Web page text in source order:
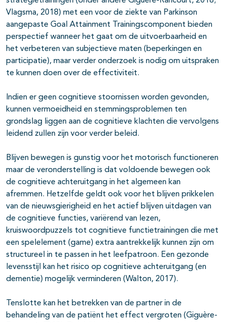
Vlagsma, 2018) met een voor de ziekte van Parkinson
aangepaste Goal Attainment Trainingscomponent bieden
perspectief wanneer het gaat om de uitvoerbaarheid en
het verbeteren van subjectieve maten (beperkingen en
participatie), maar verder onderzoek is nodig om uitspraken
te kunnen doen over de effectiviteit.
Indien er geen cognitieve stoornissen worden gevonden,
kunnen vermoeidheid en stemmingsproblemen ten
grondslag liggen aan de cognitieve klachten die vervolgens
leidend zullen zijn voor verder beleid.
Blijven bewegen is gunstig voor het motorisch functioneren
maar de veronderstelling is dat voldoende bewegen ook
de cognitieve achteruitgang in het algemeen kan
afremmen. Hetzelfde geldt ook voor het blijven prikkelen
van de nieuwsgierigheid en het actief blijven uitdagen van
de cognitieve functies, variërend van lezen,
kruiswoordpuzzels tot cognitieve functietrainingen die met
een spelelement (game) extra aantrekkelijk kunnen zijn om
structureel in te passen in het leefpatroon. Een gezonde
levensstijl kan het risico op cognitieve achteruitgang (en
dementie) mogelijk verminderen (Walton, 2017).
Tenslotte kan het betrekken van de partner in de
behandeling van de patiënt het effect vergroten (Giguère-